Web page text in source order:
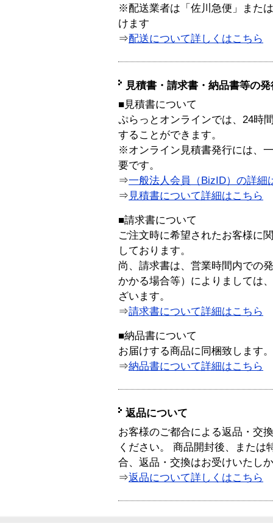
※配送業者は「佐川急便」また
けます
⇒配送について詳しくはこちら
見積書・請求書・納品書等の
■見積書について
ぷらっとオンラインでは、24時
することができます。
※オンライン見積書発行には、
要です。
⇒一般法人会員（BizID）の詳細
⇒ 見積書について詳細はこちら
■請求書について
ご注文時に希望されたお客様に
しております。
尚、請求書は、営業時間内での
かかる場合等）によりましては
ざいます。
⇒請求書について詳細はこちら
■納品書について
お届けする商品に同梱致します。
⇒納品書について詳細はこちら
返品について
お客様のご都合による返品・交
ください。 商品開封後、または
合、返品・交換はお受けいたし
⇒返品について詳しくはこちら